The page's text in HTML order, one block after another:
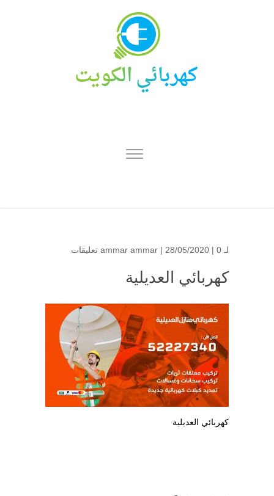
لـ ammar ammar | 28/05/2020 | 0 تعليقات
كهربائي العديلية
كهربائي العديلية